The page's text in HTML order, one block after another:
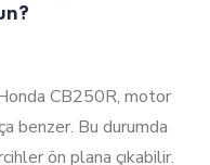
CB250R, motor
benzer. Bu durumda
ön plana çıkabilir.